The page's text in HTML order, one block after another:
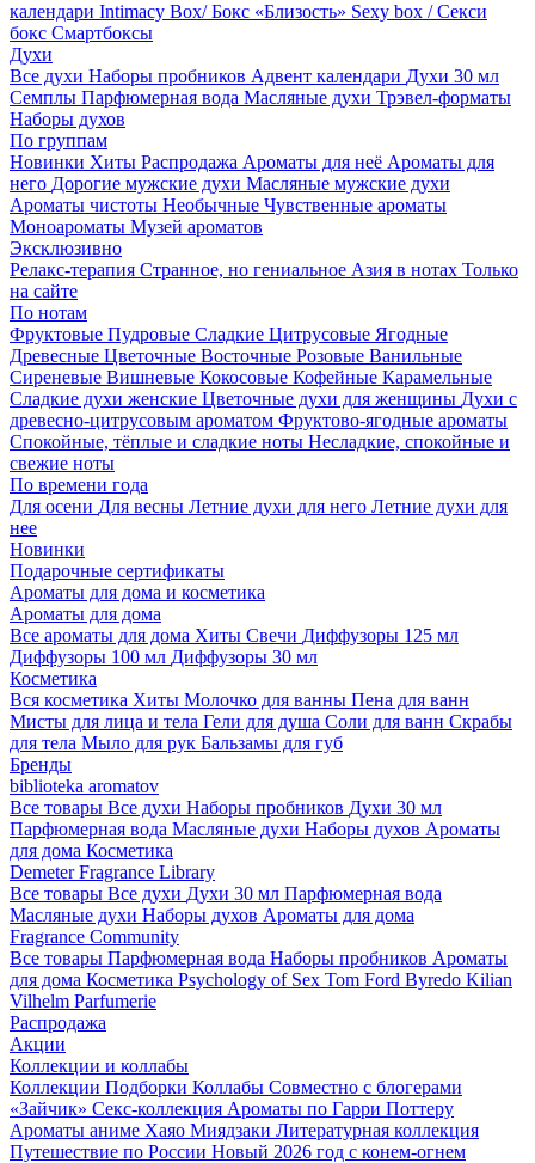
календари Intimacy Box/ Бокс «Близость» Sexy box / Секси
бокс Смартбоксы
Духи
Все духи Наборы пробников Адвент календари Духи 30 мл
Семплы Парфюмерная вода Масляные духи Трэвел-форматы
Наборы духов
По группам
Новинки Хиты Распродажа Ароматы для неё Ароматы для
него Дорогие мужские духи Масляные мужские духи
Ароматы чистоты Необычные Чувственные ароматы
Моноароматы Музей ароматов
Эксклюзивно
Релакс-терапия Странное, но гениальное Азия в нотах Только
на сайте
По нотам
Фруктовые Пудровые Сладкие Цитрусовые Ягодные
Древесные Цветочные Восточные Розовые Ванильные
Сиреневые Вишневые Кокосовые Кофейные Карамельные
Сладкие духи женские Цветочные духи для женщины Духи с
древесно-цитрусовым ароматом Фруктово-ягодные ароматы
Спокойные, тёплые и сладкие ноты Несладкие, спокойные и
свежие ноты
По времени года
Для осени Для весны Летние духи для него Летние духи для
нее
Новинки
Подарочные сертификаты
Ароматы для дома и косметика
Ароматы для дома
Все ароматы для дома Хиты Свечи Диффузоры 125 мл
Диффузоры 100 мл Диффузоры 30 мл
Косметика
Вся косметика Хиты Молочко для ванны Пена для ванн
Мисты для лица и тела Гели для душа Соли для ванн Скрабы
для тела Мыло для рук Бальзамы для губ
Бренды
biblioteka aromatov
Все товары Все духи Наборы пробников Духи 30 мл
Парфюмерная вода Масляные духи Наборы духов Ароматы
для дома Косметика
Demeter Fragrance Library
Все товары Все духи Духи 30 мл Парфюмерная вода
Масляные духи Наборы духов Ароматы для дома
Fragrance Community
Все товары Парфюмерная вода Наборы пробников Ароматы
для дома Косметика Psychology of Sex Tom Ford Byredo Kilian
Vilhelm Parfumerie
Распродажа
Акции
Коллекции и коллабы
Коллекции Подборки Коллабы Совместно с блогерами
«Зайчик» Секс-коллекция Ароматы по Гарри Поттеру
Ароматы аниме Хаяо Миядзаки Литературная коллекция
Путешествие по России Новый 2026 год с конем-огнем